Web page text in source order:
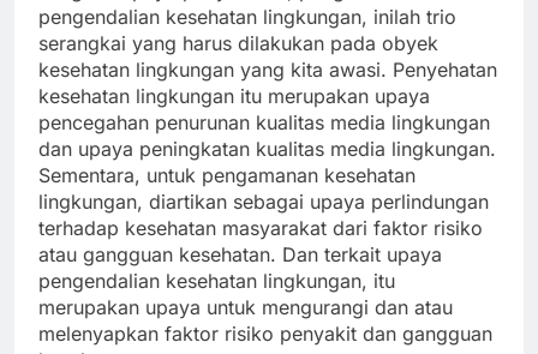
pengendalian kesehatan lingkungan, inilah trio
serangkai yang harus dilakukan pada obyek
kesehatan lingkungan yang kita awasi. Penyehatan
kesehatan lingkungan itu merupakan upaya
pencegahan penurunan kualitas media lingkungan
dan upaya peningkatan kualitas media lingkungan.
Sementara, untuk pengamanan kesehatan
lingkungan, diartikan sebagai upaya perlindungan
terhadap kesehatan masyarakat dari faktor risiko
atau gangguan kesehatan. Dan terkait upaya
pengendalian kesehatan lingkungan, itu
merupakan upaya untuk mengurangi dan atau
melenyapkan faktor risiko penyakit dan gangguan